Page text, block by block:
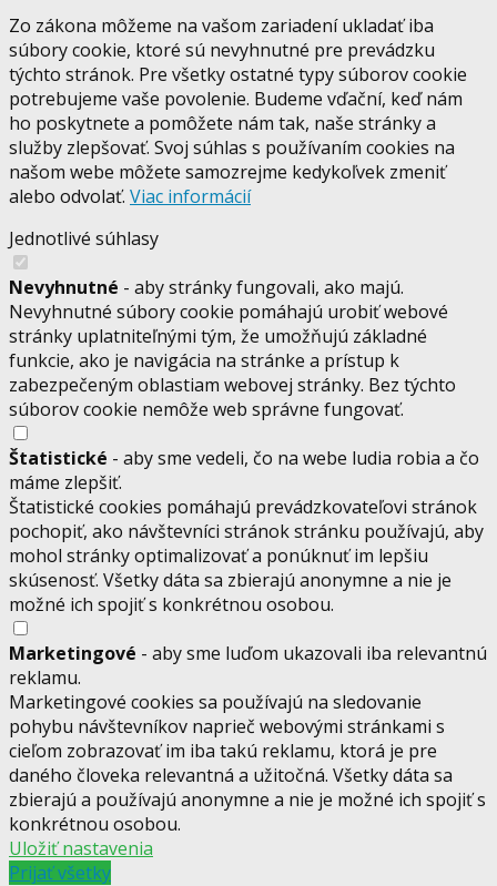
Zo zákona môžeme na vašom zariadení ukladať iba
súbory cookie, ktoré sú nevyhnutné pre prevádzku
týchto stránok. Pre všetky ostatné typy súborov cookie
potrebujeme vaše povolenie. Budeme vďační, keď nám
ho poskytnete a pomôžete nám tak, naše stránky a
služby zlepšovať. Svoj súhlas s používaním cookies na
našom webe môžete samozrejme kedykoľvek zmeniť
alebo odvolať. Viac informácií
Jednotlivé súhlasy
Nevyhnutné - aby stránky fungovali, ako majú.
Nevyhnutné súbory cookie pomáhajú urobiť webové
stránky uplatniteľnými tým, že umožňujú základné
funkcie, ako je navigácia na stránke a prístup k
zabezpečeným oblastiam webovej stránky. Bez týchto
súborov cookie nemôže web správne fungovať.
Štatistické - aby sme vedeli, čo na webe ludia robia a čo
máme zlepšiť.
Štatistické cookies pomáhajú prevádzkovateľovi stránok
pochopiť, ako návštevníci stránok stránku používajú, aby
mohol stránky optimalizovať a ponúknuť im lepšiu
skúsenosť. Všetky dáta sa zbierajú anonymne a nie je
možné ich spojiť s konkrétnou osobou.
Marketingové - aby sme luďom ukazovali iba relevantnú
reklamu.
Marketingové cookies sa používajú na sledovanie
pohybu návštevníkov naprieč webovými stránkami s
cieľom zobrazovať im iba takú reklamu, ktorá je pre
daného človeka relevantná a užitočná. Všetky dáta sa
zbierajú a používajú anonymne a nie je možné ich spojiť s
konkrétnou osobou.
Uložiť nastavenia
Prijať všetky